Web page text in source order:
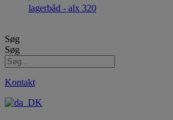
lagerbåd - alx 320
Søg
Søg
Kontakt